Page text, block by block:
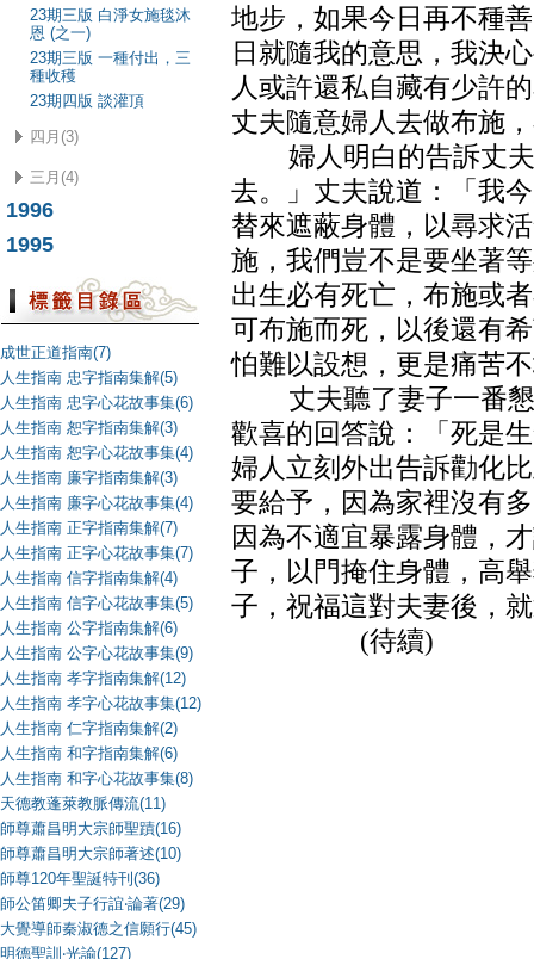
23期三版 白淨女施毯沐
恩 (之一)
23期三版 一種付出，三
種收穫
23期四版 談灌頂
四月(3)
三月(4)
1996
1995
成世正道指南(7)
人生指南 忠字指南集解(5)
人生指南 忠字心花故事集(6)
人生指南 恕字指南集解(3)
人生指南 恕字心花故事集(4)
人生指南 廉字指南集解(3)
人生指南 廉字心花故事集(4)
人生指南 正字指南集解(7)
人生指南 正字心花故事集(7)
人生指南 信字指南集解(4)
人生指南 信字心花故事集(5)
人生指南 公字指南集解(6)
人生指南 公字心花故事集(9)
人生指南 孝字指南集解(12)
人生指南 孝字心花故事集(12)
人生指南 仁字指南集解(2)
人生指南 和字指南集解(6)
人生指南 和字心花故事集(8)
天德教蓬萊教脈傳流(11)
師尊蕭昌明大宗師聖蹟(16)
師尊蕭昌明大宗師著述(10)
師尊120年聖誕特刊(36)
師公笛卿夫子行誼‧論著(29)
大覺導師秦淑德之信願行(45)
明德聖訓‧光諭(127)
地步，如果今日再不種
日就隨我的意思，我決
人或許還私自藏有少許
丈夫隨意婦人去做布施
婦人明白的告訴丈夫
去。」丈夫說道：「我
替來遮蔽身體，以尋求
施，我們豈不是要坐著
出生必有死亡，布施或
可布施而死，以後還有
怕難以設想，更是痛苦
丈夫聽了妻子一番懇
歡喜的回答說：「死是
婦人立刻外出告訴勸化
要給予，因為家裡沒有
因為不適宜暴露身體，
子，以門掩住身體，高
子，祝福這對夫妻後，
(待續)